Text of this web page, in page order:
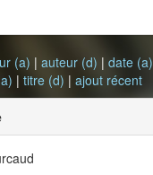
(a) | auteur (d) | date (a)
| titre (d) | ajout récent